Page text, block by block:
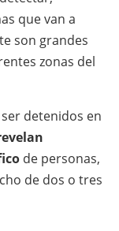
que van a
son grandes
zonas del
detenidos en
de personas,
de dos o tres